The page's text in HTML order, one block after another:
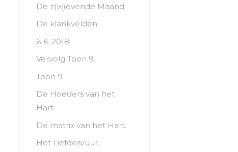
De z(w)evende Maand.
De klankvelden.
6-6-2018.
Vervolg Toon 9.
Toon 9
De Hoeders van het
Hart.
De matrix van het Hart.
Het Liefdesvuur.